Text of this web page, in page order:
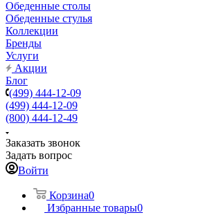
Обеденные столы
Обеденные стулья
Коллекции
Бренды
Услуги
Акции
Блог
(499) 444-12-09
(499) 444-12-09
(800) 444-12-49
Заказать звонок
Задать вопрос
Войти
Корзина0
Избранные товары0